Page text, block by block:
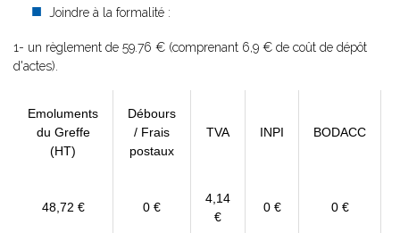
Joindre à la formalité :
1- un règlement de 59.76 € (comprenant 6,9 € de coût de dépôt
d'actes).
Emoluments
du Greffe
(HT)
Débours
/ Frais
postaux
TVA INPI BODACC
48,72 € 0 €
4,14
€
0 € 0 €